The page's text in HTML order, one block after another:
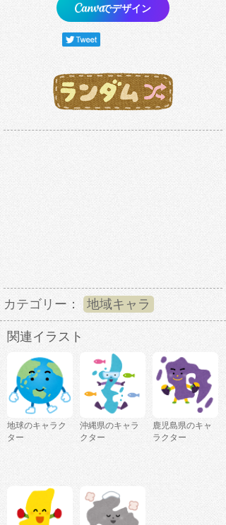
でデザイン
カテゴリー： 地域キャラ
関連イラスト
地球のキャラク
ター
沖縄県のキャラ
クター
鹿児島県のキャ
ラクター